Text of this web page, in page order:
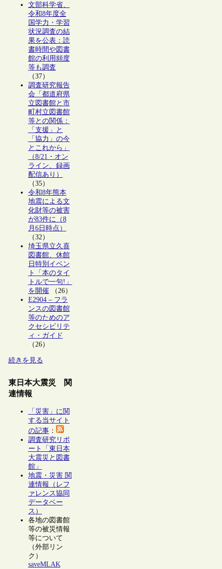
文部科学省、
令和8年度全
国学力・学習
状況調査の結
果を公表：読
書時間や図書
館の利用頻度
等も調査
（37）
調査研究報告
会「都道府県
立図書館と市
町村立図書館
等との関係：
「支援」と
「協力」の今
とこれから」
（8/21・オン
ライン、録画
配信あり）
（35）
令和8年熊本
地震による文
化財等の被害
が83件に（8
月6日時点）
（32）
埼玉県立久喜
図書館、休館
日特別イベン
ト「本のタイ
トルで一句!」
を開催（26）
E2904 – フラ
ンスの図書館
等のためのア
クセシビリテ
ィ・ガイド
（26）
続きを見る
東日本大震災 関
連情報
「災害」に関
する当サイト
の記事：
調査研究リポ
ート「東日本
大震災と図書
館」
地震・災害 関
連情報（レフ
ァレンス協同
データベー
ス）
各地の図書館
等の被災情報
等について
（外部リン
ク）
saveMLAK